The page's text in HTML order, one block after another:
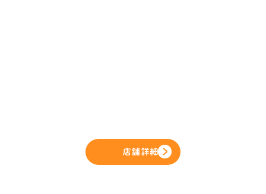
店舗詳細